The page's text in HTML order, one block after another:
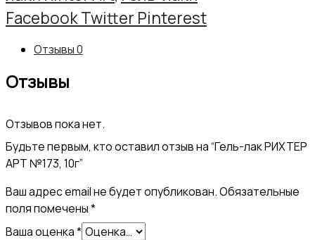
РИХТЕР
№173,
10г
Share
FacebookTwitter Pinterest
Отзывы0
Отзывы
Отзывов пока нет.
Будьте первым, кто оставил отзыв на “Гель-лак РИХТЕР
АРТ №173, 10г”
Ваш адрес email не будет опубликован.Обязательные
поля помечены*
Ваша оценка*